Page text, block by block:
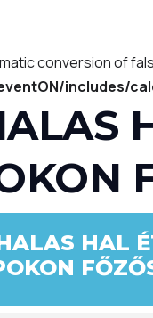
conversion of
includes/
HAL